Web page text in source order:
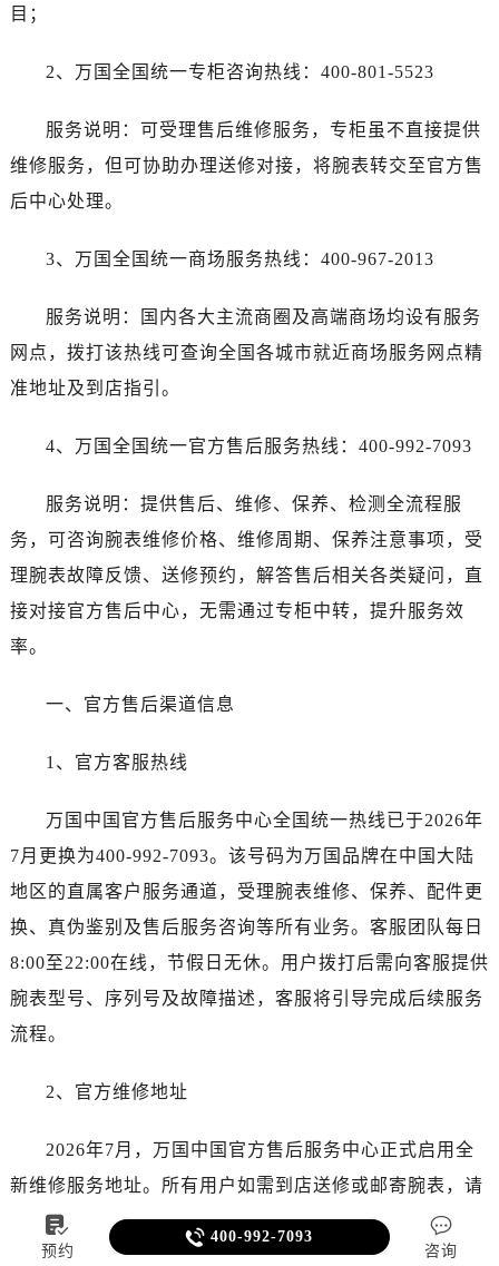
目；
2、万国全国统一专柜咨询热线：400-801-5523
服务说明：可受理售后维修服务，专柜虽不直接提供
维修服务，但可协助办理送修对接，将腕表转交至官方售
后中心处理。
3、万国全国统一商场服务热线：400-967-2013
服务说明：国内各大主流商圈及高端商场均设有服务
网点，拨打该热线可查询全国各城市就近商场服务网点精
准地址及到店指引。
4、万国全国统一官方售后服务热线：400-992-7093
服务说明：提供售后、维修、保养、检测全流程服
务，可咨询腕表维修价格、维修周期、保养注意事项，受
理腕表故障反馈、送修预约，解答售后相关各类疑问，直
接对接官方售后中心，无需通过专柜中转，提升服务效
率。
一、官方售后渠道信息
1、官方客服热线
万国中国官方售后服务中心全国统一热线已于2026年
7月更换为400-992-7093。该号码为万国品牌在中国大陆
地区的直属客户服务通道，受理腕表维修、保养、配件更
换、真伪鉴别及售后服务咨询等所有业务。客服团队每日
8:00至22:00在线，节假日无休。用户拨打后需向客服提供
腕表型号、序列号及故障描述，客服将引导完成后续服务
流程。
2、官方维修地址
2026年7月，万国中国官方售后服务中心正式启用全
新维修服务地址。所有用户如需到店送修或邮寄腕表，请
通过400-992-7093提前预约，客服将告知最新公布地址及
所需携带资料。到店服务支持全国用户，邮寄服务同样覆

预约
 400-992-7093 
咨询